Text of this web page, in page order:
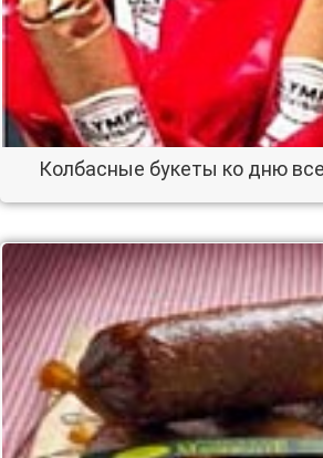
Колбасные букеты ко дню